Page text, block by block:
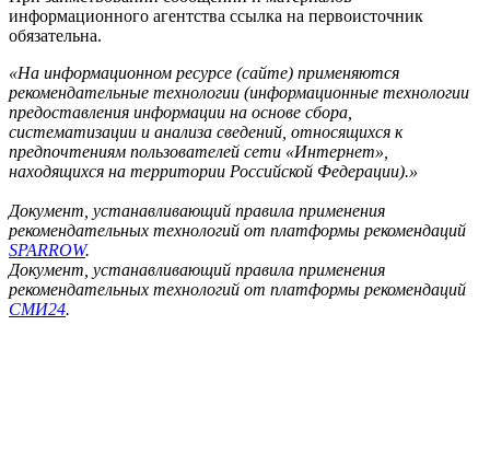
информационного агентства ссылка на первоисточник
обязательна.
«На информационном ресурсе (сайте) применяются
рекомендательные технологии (информационные технологии
предоставления информации на основе сбора,
систематизации и анализа сведений, относящихся к
предпочтениям пользователей сети «Интернет»,
находящихся на территории Российской Федерации).»
Документ, устанавливающий правила применения
рекомендательных технологий от платформы рекомендаций
SPARROW.
Документ, устанавливающий правила применения
рекомендательных технологий от платформы рекомендаций
СМИ24.